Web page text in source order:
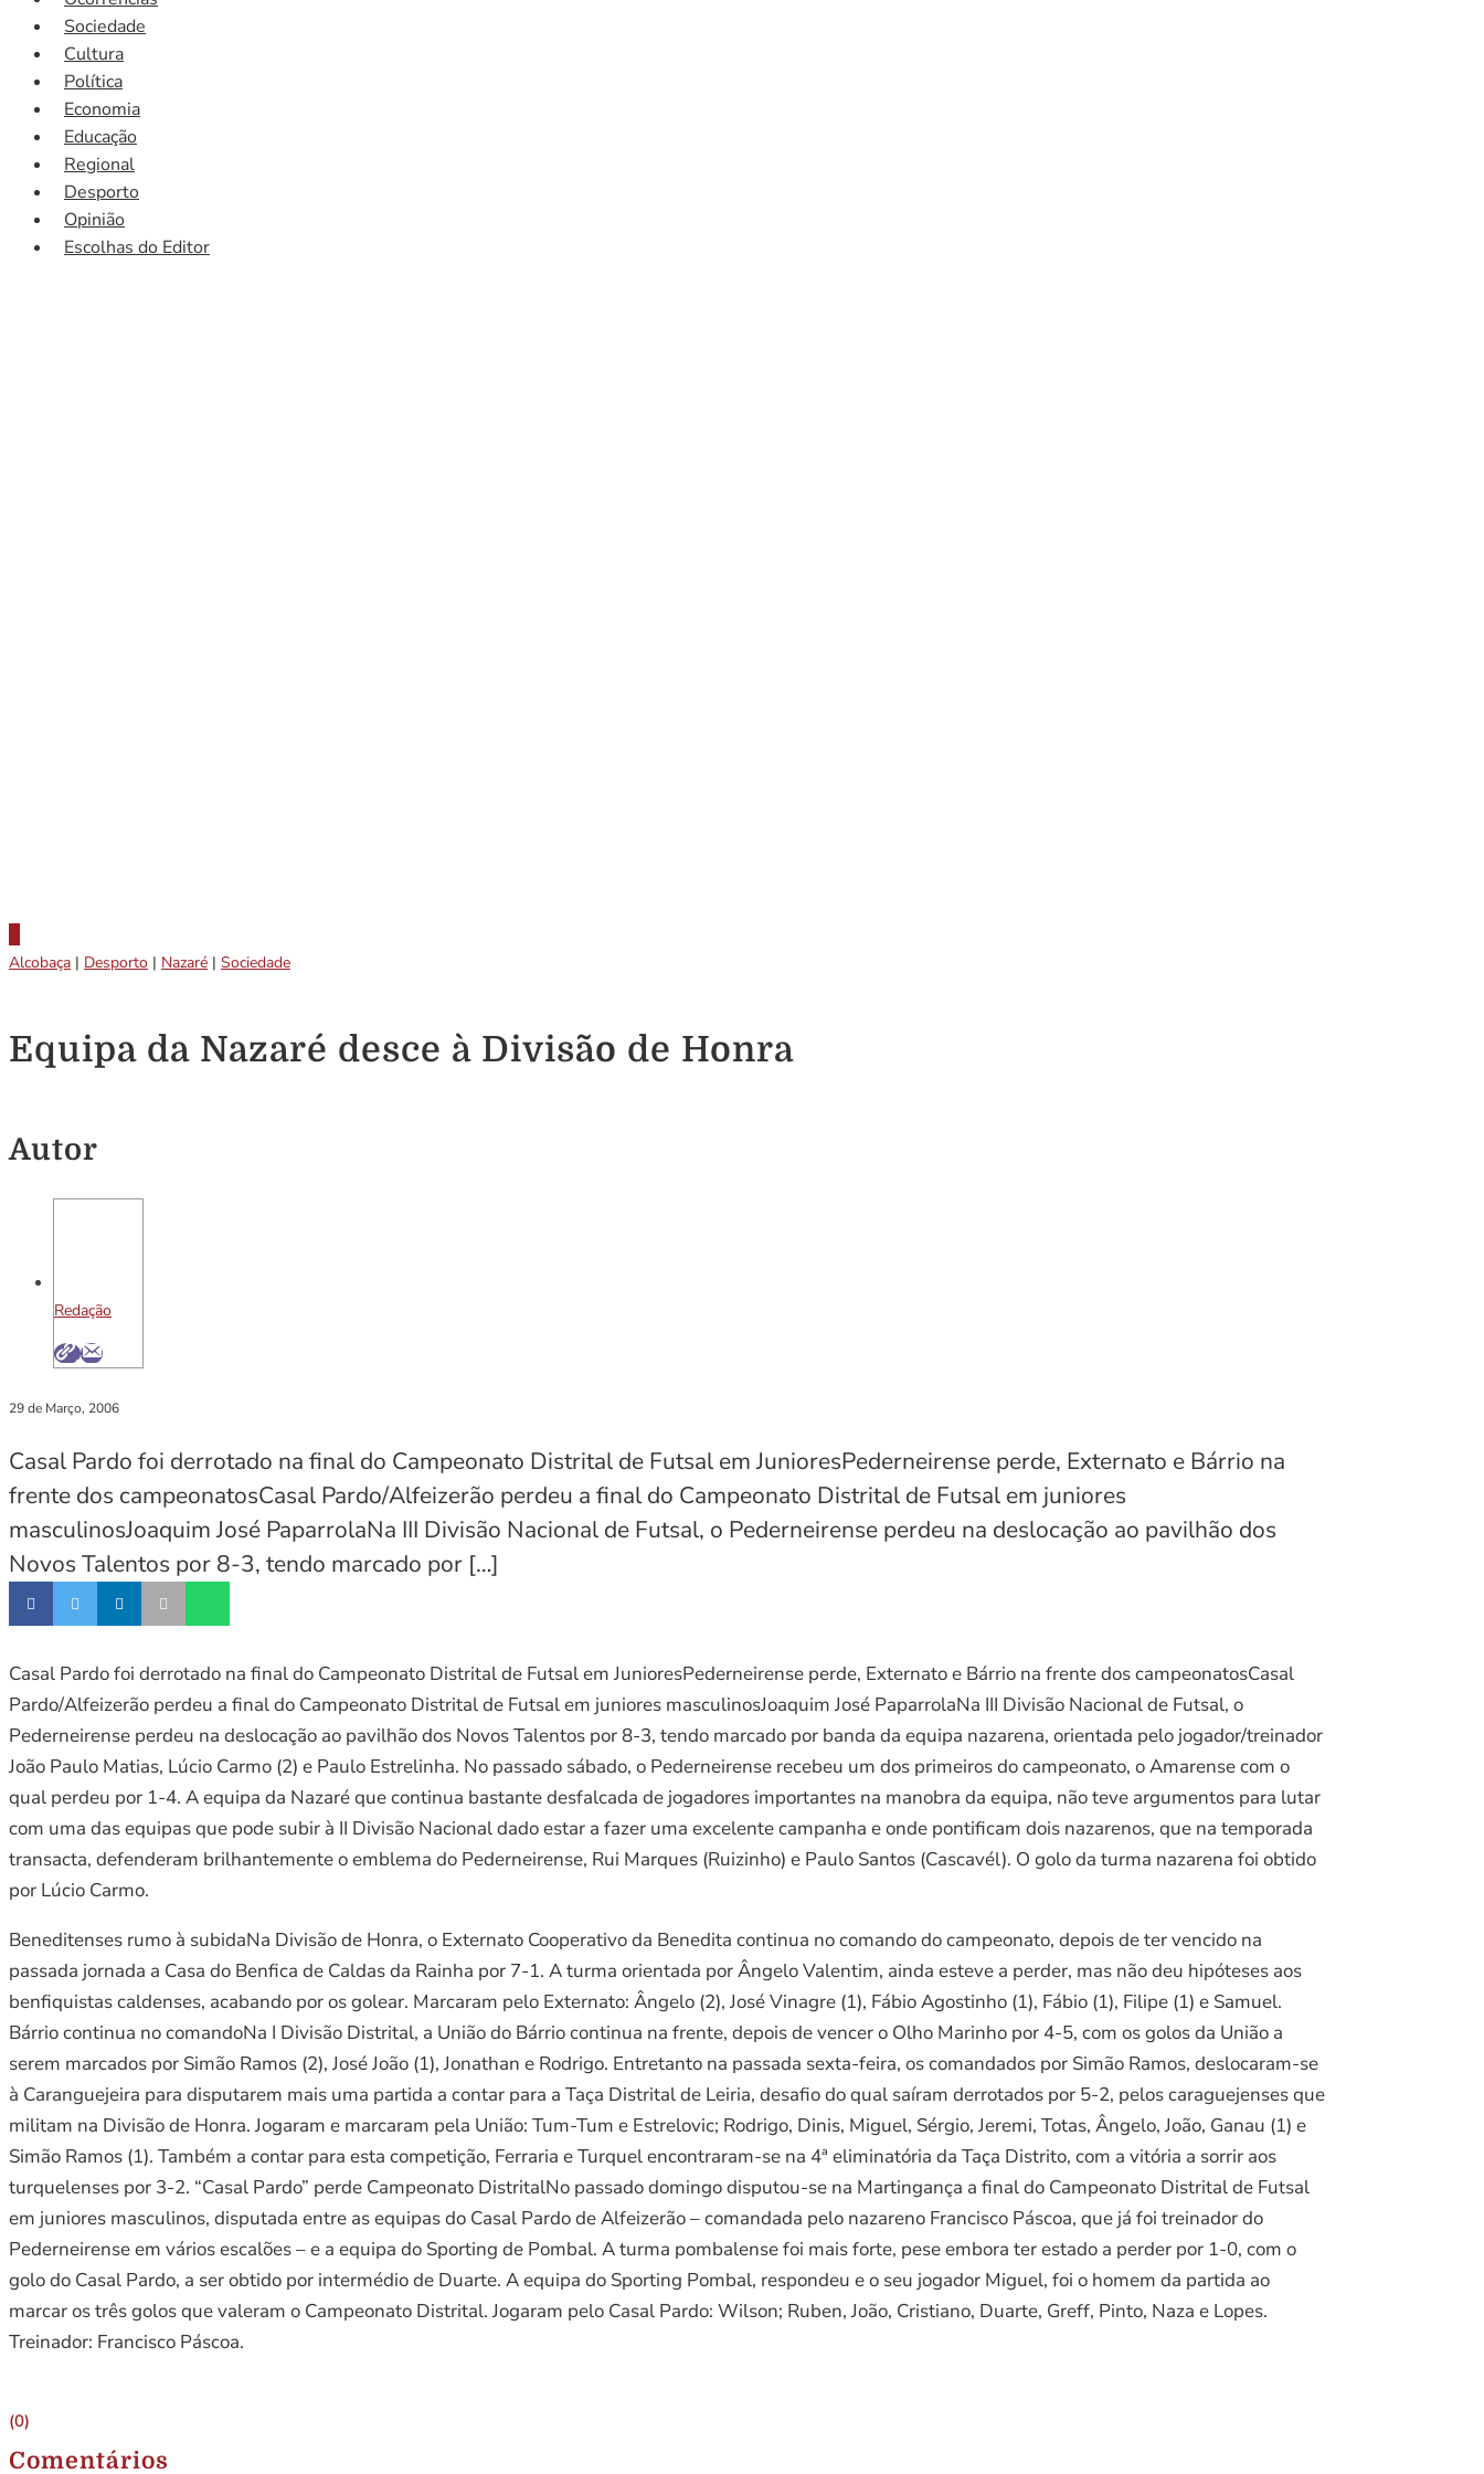
Sociedade
Cultura
Política
Economia
Educação
Regional
Desporto
Opinião
Escolhas do Editor
Alcobaça | Desporto | Nazaré | Sociedade
Equipa da Nazaré desce à Divisão de Honra
Autor
Redação
29 de Março, 2006
Casal Pardo foi derrotado na final do Campeonato Distrital de Futsal em JunioresPederneirense perde, Externato e Bárrio na
frente dos campeonatosCasal Pardo/Alfeizerão perdeu a final do Campeonato Distrital de Futsal em juniores
masculinosJoaquim José PaparrolaNa III Divisão Nacional de Futsal, o Pederneirense perdeu na deslocação ao pavilhão dos
Novos Talentos por 8-3, tendo marcado por […]
Casal Pardo foi derrotado na final do Campeonato Distrital de Futsal em JunioresPederneirense perde, Externato e Bárrio na frente dos campeonatosCasal
Pardo/Alfeizerão perdeu a final do Campeonato Distrital de Futsal em juniores masculinosJoaquim José PaparrolaNa III Divisão Nacional de Futsal, o
Pederneirense perdeu na deslocação ao pavilhão dos Novos Talentos por 8-3, tendo marcado por banda da equipa nazarena, orientada pelo jogador/treinador
João Paulo Matias, Lúcio Carmo (2) e Paulo Estrelinha. No passado sábado, o Pederneirense recebeu um dos primeiros do campeonato, o Amarense com o
qual perdeu por 1-4. A equipa da Nazaré que continua bastante desfalcada de jogadores importantes na manobra da equipa, não teve argumentos para lutar
com uma das equipas que pode subir à II Divisão Nacional dado estar a fazer uma excelente campanha e onde pontificam dois nazarenos, que na temporada
transacta, defenderam brilhantemente o emblema do Pederneirense, Rui Marques (Ruizinho) e Paulo Santos (Cascavél). O golo da turma nazarena foi obtido
por Lúcio Carmo.
Beneditenses rumo à subidaNa Divisão de Honra, o Externato Cooperativo da Benedita continua no comando do campeonato, depois de ter vencido na
passada jornada a Casa do Benfica de Caldas da Rainha por 7-1. A turma orientada por Ângelo Valentim, ainda esteve a perder, mas não deu hipóteses aos
benfiquistas caldenses, acabando por os golear. Marcaram pelo Externato: Ângelo (2), José Vinagre (1), Fábio Agostinho (1), Fábio (1), Filipe (1) e Samuel.
Bárrio continua no comandoNa I Divisão Distrital, a União do Bárrio continua na frente, depois de vencer o Olho Marinho por 4-5, com os golos da União a
serem marcados por Simão Ramos (2), José João (1), Jonathan e Rodrigo. Entretanto na passada sexta-feira, os comandados por Simão Ramos, deslocaram-se
à Caranguejeira para disputarem mais uma partida a contar para a Taça Distrital de Leiria, desafio do qual saíram derrotados por 5-2, pelos caraguejenses que
militam na Divisão de Honra. Jogaram e marcaram pela União: Tum-Tum e Estrelovic; Rodrigo, Dinis, Miguel, Sérgio, Jeremi, Totas, Ângelo, João, Ganau (1) e
Simão Ramos (1). Também a contar para esta competição, Ferraria e Turquel encontraram-se na 4ª eliminatória da Taça Distrito, com a vitória a sorrir aos
turquelenses por 3-2. “Casal Pardo” perde Campeonato DistritalNo passado domingo disputou-se na Martingança a final do Campeonato Distrital de Futsal
em juniores masculinos, disputada entre as equipas do Casal Pardo de Alfeizerão – comandada pelo nazareno Francisco Páscoa, que já foi treinador do
Pederneirense em vários escalões – e a equipa do Sporting de Pombal. A turma pombalense foi mais forte, pese embora ter estado a perder por 1-0, com o
golo do Casal Pardo, a ser obtido por intermédio de Duarte. A equipa do Sporting Pombal, respondeu e o seu jogador Miguel, foi o homem da partida ao
marcar os três golos que valeram o Campeonato Distrital. Jogaram pelo Casal Pardo: Wilson; Ruben, João, Cristiano, Duarte, Greff, Pinto, Naza e Lopes.
Treinador: Francisco Páscoa.
(0)
Comentários